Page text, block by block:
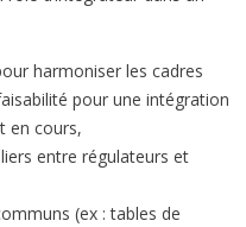
harmoniser les cadres
pour une intégration
en cours,
entre régulateurs et
(ex : tables de